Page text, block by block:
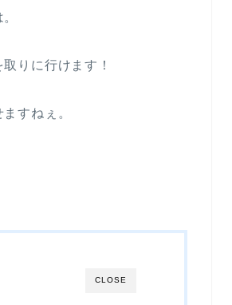
りに行けます！
すねぇ。
CLOSE